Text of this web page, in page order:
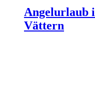
Angelurlaub
Vättern